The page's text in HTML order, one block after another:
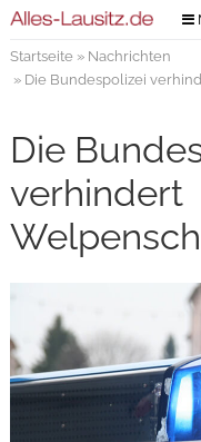
Verlag
Kontakt
Impressum
Startseite» Nachrichten
» Die Bundespolizei
Die
verhindert